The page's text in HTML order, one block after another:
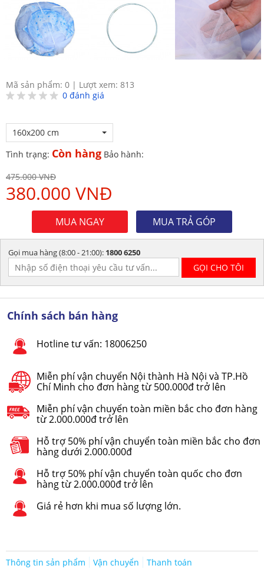
Mã sản phẩm: 0 | Lượt xem: 813
0 đánh giá
160x200 cm
Tình trạng: Còn hàng Bảo hành:
475.000 VNĐ
380.000 VNĐ
MUA NGAY MUA TRẢ GÓP
Gọi mua hàng (8:00 - 21:00): 1800 6250
Chính sách bán hàng
Hotline tư vấn: 18006250
Miễn phí vận chuyển Nội thành Hà Nội và TP.Hồ
Chí Minh cho đơn hàng từ 500.000đ trở lên
Miễn phí vận chuyển toàn miền bắc cho đơn hàng
từ 2.000.000đ trở lên
Hỗ trợ 50% phí vận chuyển toàn miền bắc cho đơn
hàng dưới 2.000.000đ
Hỗ trợ 50% phí vận chuyển toàn quốc cho đơn
hàng từ 2.000.000đ trở lên
Giá rẻ hơn khi mua số lượng lớn.
Thông tin sản phẩm Vận chuyển Thanh toán